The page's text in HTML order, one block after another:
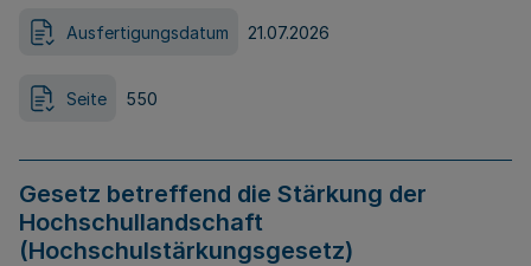
Ausfertigungsdatum 21.07.2026
Seite 550
Gesetz betreffend die Stärkung der
Hochschullandschaft
(Hochschulstärkungsgesetz)